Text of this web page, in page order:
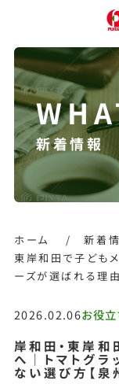
サービ
採用情報
新着情報
ホーム /新着
東岸和田で子ども
ーズが選ばれる理
2026.02.06お役
岸和田・東岸和
へ｜トマトグラ
ない選び方【泉